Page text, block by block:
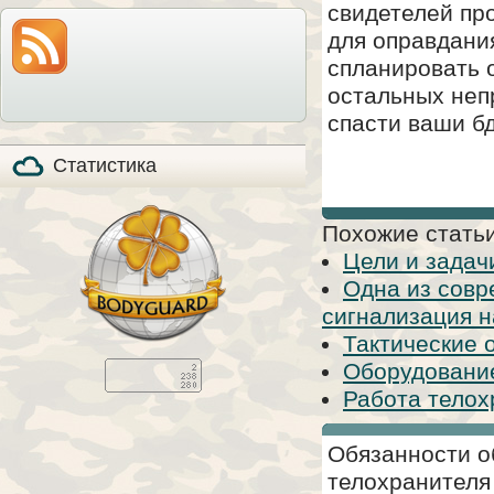
также расскажем все
особенности охоты с
мелкашкой глазами
владельца.
модель по-прежнему
на прилавках и
продолжает
пользоваться
популярностью, в том
числе, и в качестве
обеспечения в
Статистика
свидетелей
для
спланировать
остальных
спасти ваши
Похожие
Цели и
Одна из
сигнализация
Тактические
Работа
Обязанности
телохранителя